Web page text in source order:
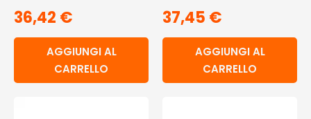
36,42 €
AGGIUNGI AL
CARRELLO
37,45 €
AGGIUNGI AL
CARRELLO